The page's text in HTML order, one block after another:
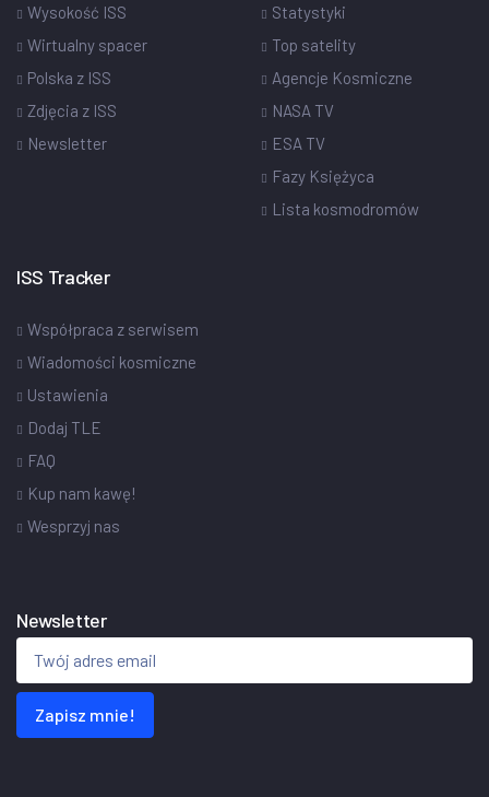
Wysokość ISS
Wirtualny spacer
Polska z ISS
Zdjęcia z ISS
Newsletter
Statystyki
Top satelity
Agencje Kosmiczne
NASA TV
ESA TV
Fazy Księżyca
Lista kosmodromów
ISS Tracker
Współpraca z serwisem
Wiadomości kosmiczne
Ustawienia
Dodaj TLE
FAQ
Kup nam kawę!
Wesprzyj nas
Newsletter
Zapisz mnie!